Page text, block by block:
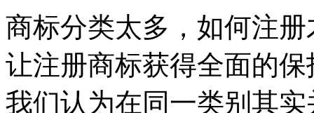
商标分类太多，如何注
让注册商标获得全面的
我们认为在同一类别其